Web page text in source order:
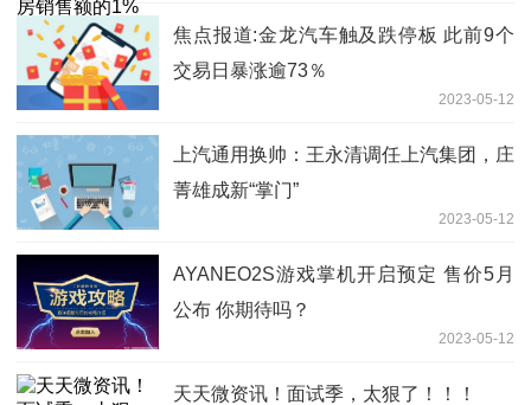
焦点报道:金龙汽车触及跌停板 此前9个
交易日暴涨逾73％
2023-05-12
上汽通用换帅：王永清调任上汽集团，庄
菁雄成新“掌门”
2023-05-12
AYANEO2S游戏掌机开启预定 售价5月
公布 你期待吗？
2023-05-12
天天微资讯！面试季，太狠了！！！